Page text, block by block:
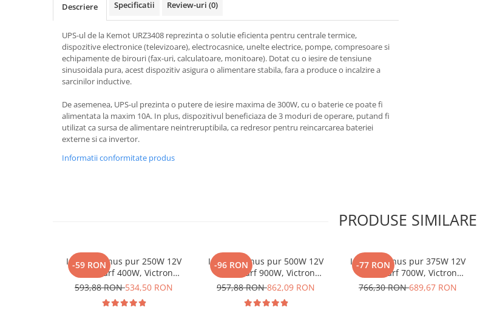
Toate generatoarele
Panouri Solare Pliabile
Componente Fotovoltaice
Incarcatoare solare
Incarcatoare solare MPPT
Incarcatoare solare PWM
Descriere Specificatii Review-uri (0)
UPS-ul de la Kemot URZ3408 reprezinta o solutie eficienta pentru centrale termice,
dispozitive electronice (televizoare), electrocasnice, unelte electrice, pompe, compresoare si
echipamente de birouri (fax-uri, calculatoare, monitoare). Dotat cu o iesire de tensiune
sinusoidala pura, acest dispozitiv asigura o alimentare stabila, fara a produce o incalzire a
sarcinilor inductive.
De asemenea, UPS-ul prezinta o putere de iesire maxima de 300W, cu o baterie ce poate fi
alimentata la maxim 10A. In plus, dispozitivul beneficiaza de 3 moduri de operare, putand fi
utilizat ca sursa de alimentare neintreruptibila, ca redresor pentru reincarcarea bateriei
externe si ca invertor.
Informatii conformitate produs
PRODUSE SIMILARE
-59 RON
Invertor sinus pur 250W 12V
230V, varf 400W, Victron
Phoenix, pentru auto, panouri
593,88 RON534,50 RON
-96 RON
Invertor sinus pur 500W 12V
230V, varf 900W, Victron
Phoenix, pentru auto, panouri
957,88 RON862,09 RON
-77 RON
Invertor sinus pur 375W 12V
230V, varf 700W, Victron
Phoenix, pentru auto, panouri
766,30 RON689,67 RON